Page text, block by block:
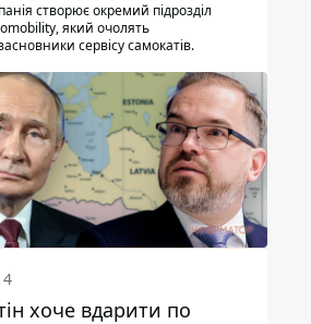
створює окремий підрозділ
який очолять
сервісу самокатів.
хоче вдарити по